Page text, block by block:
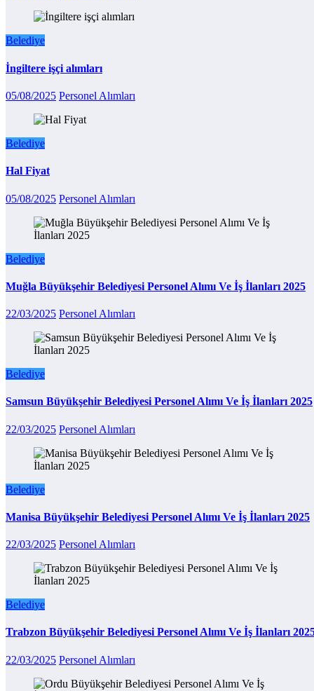
Belediye
İngiltere işçi alımları
05/08/2025 Personel Alımları
Belediye
Hal Fiyat
05/08/2025 Personel Alımları
Belediye
Muğla Büyükşehir Belediyesi Personel Alımı Ve İş İlanları 2025
22/03/2025 Personel Alımları
Belediye
Samsun Büyükşehir Belediyesi Personel Alımı Ve İş İlanları 2025
22/03/2025 Personel Alımları
Belediye
Manisa Büyükşehir Belediyesi Personel Alımı Ve İş İlanları 2025
22/03/2025 Personel Alımları
Belediye
Trabzon Büyükşehir Belediyesi Personel Alımı Ve İş İlanları
22/03/2025 Personel Alımları